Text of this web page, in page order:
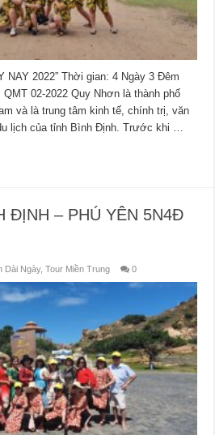
NAY 2022” Thời gian: 4 Ngày 3 Đêm
02-2022 Quy Nhơn là thành phố
và là trung tâm kinh tế, chính trị, văn
lịch của tỉnh Bình Định. Trước khi …
ĐỊNH – PHÚ YÊN 5N4Đ
Dài Ngày,Tour Miền Trung 0